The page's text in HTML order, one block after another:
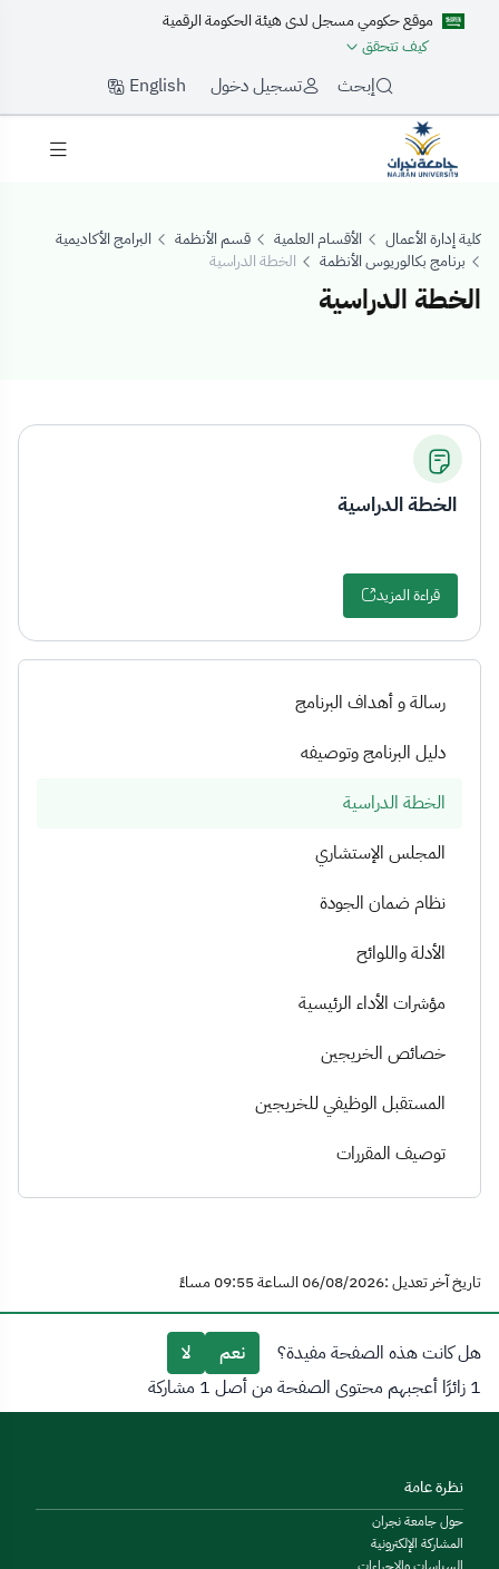
موقع حكومي مسجل لدى هيئة الحكومة الرقمية
كيف تتحقق
إبحث تسجيل دخول English
كلية إدارة الأعمال الأقسام العلمية قسم الأنظمة
البرامج الأكاديمية
برنامج بكالوريوس الأنظمة
الخطة الدراسية
الخطة الدراسية
الخطة الدراسية
رسالة و أهداف البرنامج
دليل البرنامج وتوصيفه
الخطة الدراسية
المجلس الإستشاري
نظام ضمان الجودة
الأدلة واللوائح
مؤشرات الأداء الرئيسية
خصائص الخريجين
المستقبل الوظيفي للخريجين
توصيف المقررات
الخطة الدراسية
قراءة المزيد
تاريخ آخر تعديل :06/08/2026 الساعة 09:55 مساءً
هل كانت هذه الصفحة مفيدة؟ نعم
لا
1 زائرًا أعجبهم محتوى الصفحة من أصل 1 مشاركة
نظرة عامة
حول جامعة نجران
المشاركة الإلكترونية